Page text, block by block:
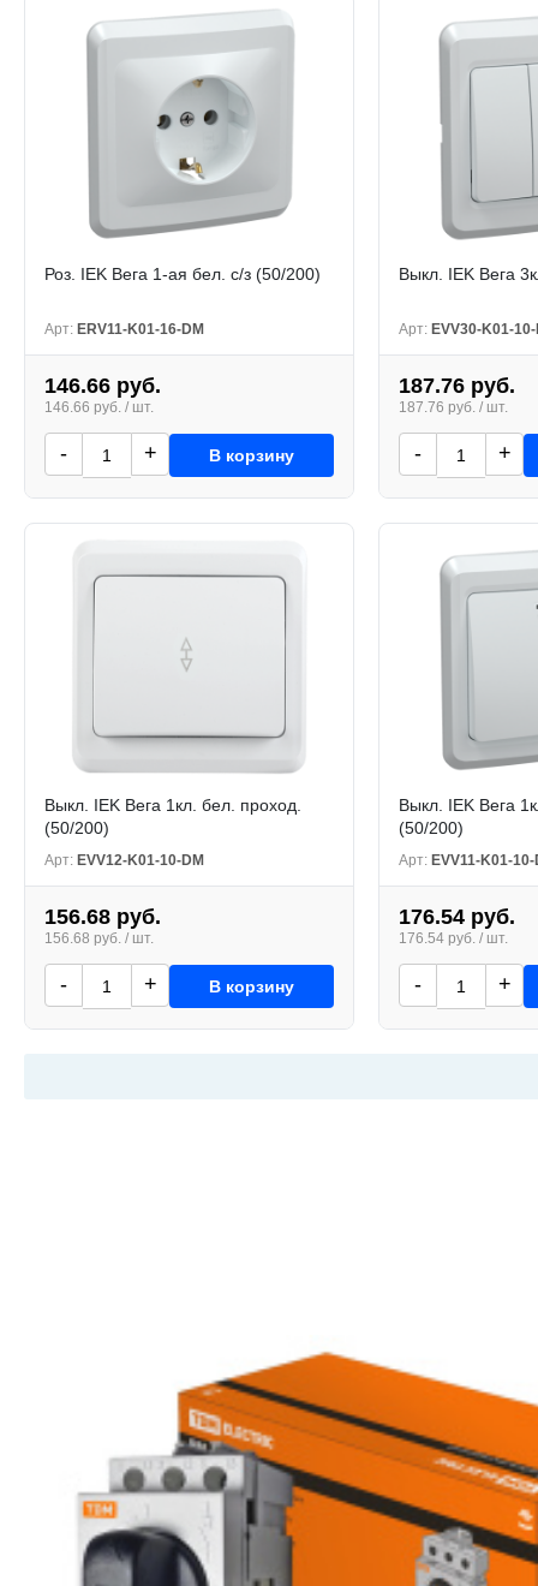
Роз. IEK Вега 1-ая бел. с/з (50/200)
Арт: ERV11-K01-16-DM
146.66 руб.
146.66 руб. / шт.
- + В корзину
Выкл. IEK Вега
Арт: EVV30-K01-
187.76 руб.
187.76 руб. / шт.
- +
Выкл. IEK Вега 1кл. бел. проход.
(50/200)
Арт: EVV12-K01-10-DM
156.68 руб.
156.68 руб. / шт.
- + В корзину
Выкл. IEK Вега
(50/200)
Арт: EVV11-K01-10-
176.54 руб.
176.54 руб. / шт.
- +